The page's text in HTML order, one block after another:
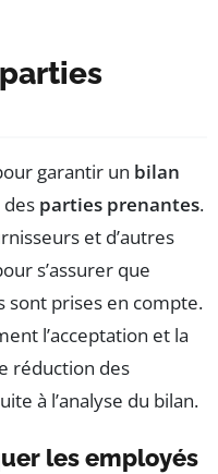
garantir un bilan
des parties prenantes.
et d’autres
s’assurer que
prises en compte.
l’acceptation et la
réduction des
à l’analyse du bilan.
les employés